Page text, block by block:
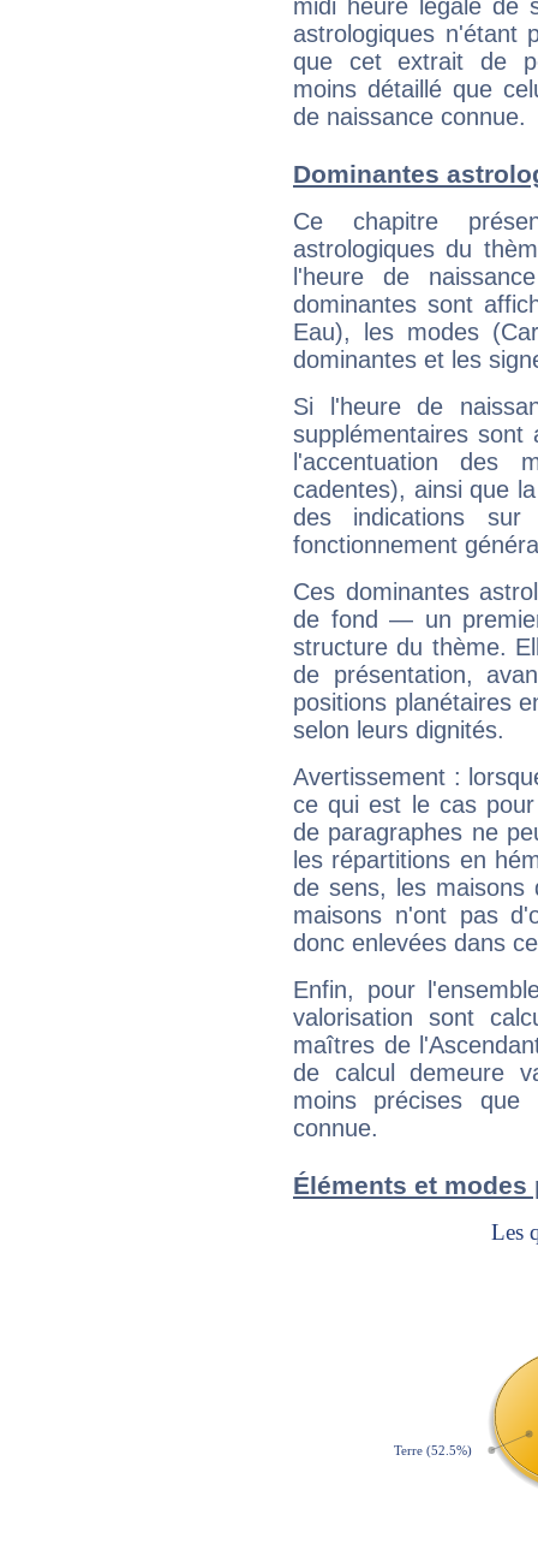
midi heure légale de
astrologiques n'étant
que cet extrait de
moins détaillé que
de naissance connue.
Dominantes
Ce chapitre
astrologiques du
l'heure de
dominantes sont
Eau), les modes
dominantes et les
Si l'heure de
supplémentaires sont
l'accentuation des
cadentes), ainsi que
des indications sur
fonctionnement
Ces dominantes
de fond — un
structure du thème.
de présentation,
positions planétaires
selon leurs dignités.
Avertissement :
ce qui est le cas
de paragraphes ne
les répartitions en
de sens, les maisons
maisons n'ont pas
donc enlevées dans
Enfin, pour
valorisation sont
maîtres de
de calcul demeure
moins précises que
connue.
Éléments et